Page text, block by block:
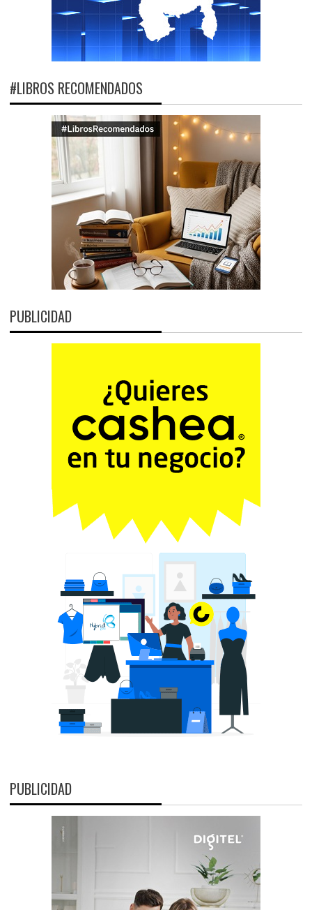
#LIBROS RECOMENDADOS
PUBLICIDAD
PUBLICIDAD